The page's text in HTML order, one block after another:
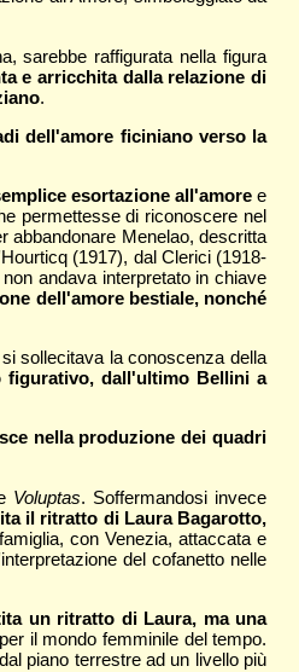
sarebbe raffigurata nella figura
e arricchita dalla relazione di
.
dell'amore ficiniano verso la
esortazione all'amoree
permettesse di riconoscere nel
abbandonare Menelao, descritta
(1917), dal Clerici (1918-
andava interpretato in chiave
dell'amore bestiale, nonché
sollecitava la conoscenza della
figurativo, dall'ultimo Bellini a
nella produzione dei quadri
Voluptas. Soffermandosi invece
il ritratto di Laura Bagarotto,
con Venezia, attaccata e
del cofanetto nelle
un ritratto di Laura, ma una
il mondo femminile del tempo.
piano terrestre ad un livello più